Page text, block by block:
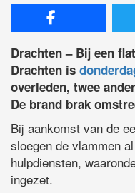
Drachten – Bij een
Drachten is
overleden, twee
De brand brak
Bij aankomst van de
sloegen de vlammen
hulpdiensten,
ingezet.